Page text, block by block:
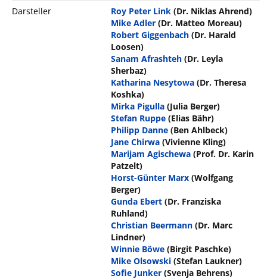
Darsteller
Roy Peter Link (Dr. Niklas Ahrend)
Mike Adler (Dr. Matteo Moreau)
Robert Giggenbach (Dr. Harald
Loosen)
Sanam Afrashteh (Dr. Leyla
Sherbaz)
Katharina Nesytowa (Dr. Theresa
Koshka)
Mirka Pigulla (Julia Berger)
Stefan Ruppe (Elias Bähr)
Philipp Danne (Ben Ahlbeck)
Jane Chirwa (Vivienne Kling)
Marijam Agischewa (Prof. Dr. Karin
Patzelt)
Horst-Günter Marx (Wolfgang
Berger)
Gunda Ebert (Dr. Franziska
Ruhland)
Christian Beermann (Dr. Marc
Lindner)
Winnie Böwe (Birgit Paschke)
Mike Olsowski (Stefan Laukner)
Sofie Junker (Svenja Behrens)